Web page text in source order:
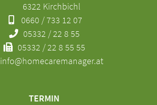
6322 Kirchbichl
0660 / 733 12 07
05332 / 22 8 55
05332 / 22 8 55 55
info@homecaremanager.at
TERMIN